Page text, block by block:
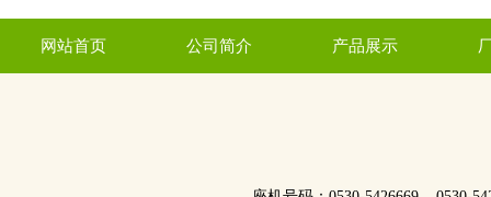
网站首页 公司简介 产品展示